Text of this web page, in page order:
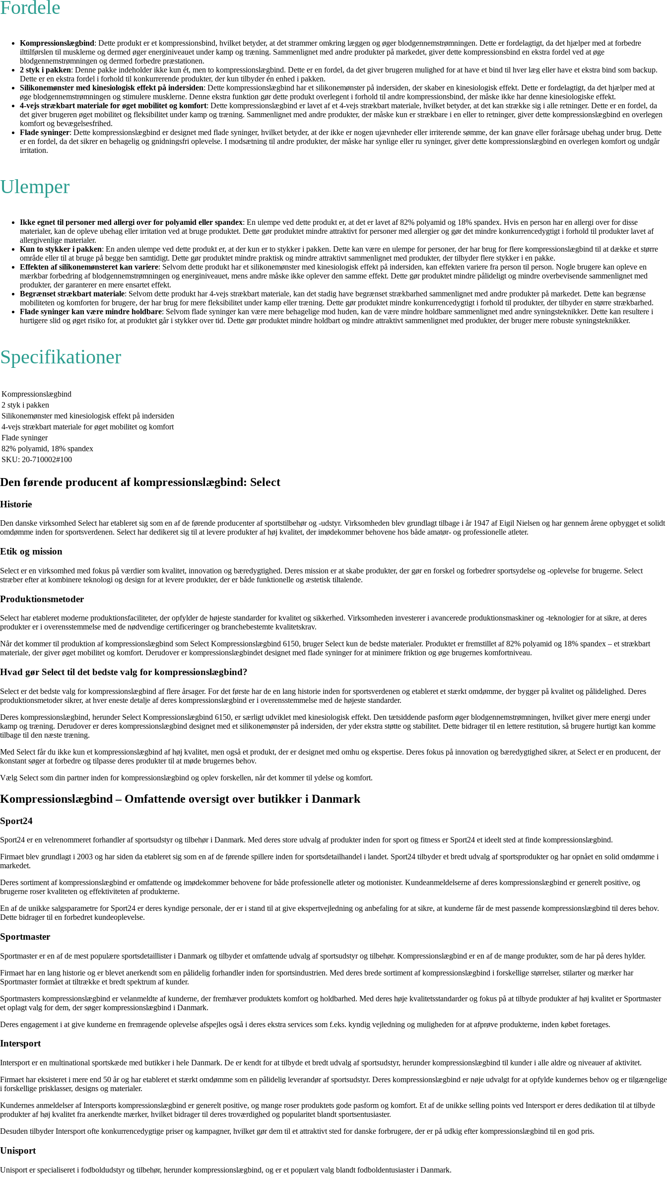
Fordele
Kompressionslægbind: Dette produkt er et kompressionsbind, hvilket betyder, at det strammer omkring læggen og øger blodgennemstrømningen. Dette er fordelagtigt, da det hjælper med at forbedre
ilttilførslen til musklerne og dermed øger energiniveauet under kamp og træning. Sammenlignet med andre produkter på markedet, giver dette kompressionsbind en ekstra fordel ved at øge
blodgennemstrømningen og dermed forbedre præstationen.
2 styk i pakken: Denne pakke indeholder ikke kun ét, men to kompressionslægbind. Dette er en fordel, da det giver brugeren mulighed for at have et bind til hver læg eller have et ekstra bind som backup.
Dette er en ekstra fordel i forhold til konkurrerende produkter, der kun tilbyder én enhed i pakken.
Silikonemønster med kinesiologisk effekt på indersiden: Dette kompressionslægbind har et silikonemønster på indersiden, der skaber en kinesiologisk effekt. Dette er fordelagtigt, da det hjælper med at
øge blodgennemstrømningen og stimulere musklerne. Denne ekstra funktion gør dette produkt overlegent i forhold til andre kompressionsbind, der måske ikke har denne kinesiologiske effekt.
4-vejs strækbart materiale for øget mobilitet og komfort: Dette kompressionslægbind er lavet af et 4-vejs strækbart materiale, hvilket betyder, at det kan strække sig i alle retninger. Dette er en fordel, da
det giver brugeren øget mobilitet og fleksibilitet under kamp og træning. Sammenlignet med andre produkter, der måske kun er strækbare i en eller to retninger, giver dette kompressionslægbind en overlegen
komfort og bevægelsesfrihed.
Flade syninger: Dette kompressionslægbind er designet med flade syninger, hvilket betyder, at der ikke er nogen ujævnheder eller irriterende sømme, der kan gnave eller forårsage ubehag under brug. Dette
er en fordel, da det sikrer en behagelig og gnidningsfri oplevelse. I modsætning til andre produkter, der måske har synlige eller ru syninger, giver dette kompressionslægbind en overlegen komfort og undgår
irritation.
Ulemper
Ikke egnet til personer med allergi over for polyamid eller spandex: En ulempe ved dette produkt er, at det er lavet af 82% polyamid og 18% spandex. Hvis en person har en allergi over for disse
materialer, kan de opleve ubehag eller irritation ved at bruge produktet. Dette gør produktet mindre attraktivt for personer med allergier og gør det mindre konkurrencedygtigt i forhold til produkter lavet af
allergivenlige materialer.
Kun to stykker i pakken: En anden ulempe ved dette produkt er, at der kun er to stykker i pakken. Dette kan være en ulempe for personer, der har brug for flere kompressionslægbind til at dække et større
område eller til at bruge på begge ben samtidigt. Dette gør produktet mindre praktisk og mindre attraktivt sammenlignet med produkter, der tilbyder flere stykker i en pakke.
Effekten af silikonemønsteret kan variere: Selvom dette produkt har et silikonemønster med kinesiologisk effekt på indersiden, kan effekten variere fra person til person. Nogle brugere kan opleve en
mærkbar forbedring af blodgennemstrømningen og energiniveauet, mens andre måske ikke oplever den samme effekt. Dette gør produktet mindre pålideligt og mindre overbevisende sammenlignet med
produkter, der garanterer en mere ensartet effekt.
Begrænset strækbart materiale: Selvom dette produkt har 4-vejs strækbart materiale, kan det stadig have begrænset strækbarhed sammenlignet med andre produkter på markedet. Dette kan begrænse
mobiliteten og komforten for brugere, der har brug for mere fleksibilitet under kamp eller træning. Dette gør produktet mindre konkurrencedygtigt i forhold til produkter, der tilbyder en større strækbarhed.
Flade syninger kan være mindre holdbare: Selvom flade syninger kan være mere behagelige mod huden, kan de være mindre holdbare sammenlignet med andre syningsteknikker. Dette kan resultere i
hurtigere slid og øget risiko for, at produktet går i stykker over tid. Dette gør produktet mindre holdbart og mindre attraktivt sammenlignet med produkter, der bruger mere robuste syningsteknikker.
Specifikationer
Kompressionslægbind
2 styk i pakken
Silikonemønster med kinesiologisk effekt på indersiden
4-vejs strækbart materiale for øget mobilitet og komfort
Flade syninger
82% polyamid, 18% spandex
SKU: 20-710002#100
Den førende producent af kompressionslægbind: Select
Historie
Den danske virksomhed Select har etableret sig som en af de førende producenter af sportstilbehør og -udstyr. Virksomheden blev grundlagt tilbage i år 1947 af Eigil Nielsen og har gennem årene opbygget et solidt
omdømme inden for sportsverdenen. Select har dedikeret sig til at levere produkter af høj kvalitet, der imødekommer behovene hos både amatør- og professionelle atleter.
Etik og mission
Select er en virksomhed med fokus på værdier som kvalitet, innovation og bæredygtighed. Deres mission er at skabe produkter, der gør en forskel og forbedrer sportsydelse og -oplevelse for brugerne. Select
stræber efter at kombinere teknologi og design for at levere produkter, der er både funktionelle og æstetisk tiltalende.
Produktionsmetoder
Select har etableret moderne produktionsfaciliteter, der opfylder de højeste standarder for kvalitet og sikkerhed. Virksomheden investerer i avancerede produktionsmaskiner og -teknologier for at sikre, at deres
produkter er i overensstemmelse med de nødvendige certificeringer og branchebestemte kvalitetskrav.
Når det kommer til produktion af kompressionslægbind som Select Kompressionslægbind 6150, bruger Select kun de bedste materialer. Produktet er fremstillet af 82% polyamid og 18% spandex – et strækbart
materiale, der giver øget mobilitet og komfort. Derudover er kompressionslægbindet designet med flade syninger for at minimere friktion og øge brugernes komfortniveau.
Hvad gør Select til det bedste valg for kompressionslægbind?
Select er det bedste valg for kompressionslægbind af flere årsager. For det første har de en lang historie inden for sportsverdenen og etableret et stærkt omdømme, der bygger på kvalitet og pålidelighed. Deres
produktionsmetoder sikrer, at hver eneste detalje af deres kompressionslægbind er i overensstemmelse med de højeste standarder.
Deres kompressionslægbind, herunder Select Kompressionslægbind 6150, er særligt udviklet med kinesiologisk effekt. Den tætsiddende pasform øger blodgennemstrømningen, hvilket giver mere energi under
kamp og træning. Derudover er deres kompressionslægbind designet med et silikonemønster på indersiden, der yder ekstra støtte og stabilitet. Dette bidrager til en lettere restitution, så brugere hurtigt kan komme
tilbage til den næste træning.
Med Select får du ikke kun et kompressionslægbind af høj kvalitet, men også et produkt, der er designet med omhu og ekspertise. Deres fokus på innovation og bæredygtighed sikrer, at Select er en producent, der
konstant søger at forbedre og tilpasse deres produkter til at møde brugernes behov.
Vælg Select som din partner inden for kompressionslægbind og oplev forskellen, når det kommer til ydelse og komfort.
Kompressionslægbind – Omfattende oversigt over butikker i Danmark
Sport24
Sport24 er en velrenommeret forhandler af sportsudstyr og tilbehør i Danmark. Med deres store udvalg af produkter inden for sport og fitness er Sport24 et ideelt sted at finde kompressionslægbind.
Firmaet blev grundlagt i 2003 og har siden da etableret sig som en af de førende spillere inden for sportsdetailhandel i landet. Sport24 tilbyder et bredt udvalg af sportsprodukter og har opnået en solid omdømme i
markedet.
Deres sortiment af kompressionslægbind er omfattende og imødekommer behovene for både professionelle atleter og motionister. Kundeanmeldelserne af deres kompressionslægbind er generelt positive, og
brugerne roser kvaliteten og effektiviteten af produkterne.
En af de unikke salgsparametre for Sport24 er deres kyndige personale, der er i stand til at give ekspertvejledning og anbefaling for at sikre, at kunderne får de mest passende kompressionslægbind til deres behov.
Dette bidrager til en forbedret kundeoplevelse.
Sportmaster
Sportmaster er en af de mest populære sportsdetaillister i Danmark og tilbyder et omfattende udvalg af sportsudstyr og tilbehør. Kompressionslægbind er en af de mange produkter, som de har på deres hylder.
Firmaet har en lang historie og er blevet anerkendt som en pålidelig forhandler inden for sportsindustrien. Med deres brede sortiment af kompressionslægbind i forskellige størrelser, stilarter og mærker har
Sportmaster formået at tiltrække et bredt spektrum af kunder.
Sportmasters kompressionslægbind er velanmeldte af kunderne, der fremhæver produktets komfort og holdbarhed. Med deres høje kvalitetsstandarder og fokus på at tilbyde produkter af høj kvalitet er Sportmaster
et oplagt valg for dem, der søger kompressionslægbind i Danmark.
Deres engagement i at give kunderne en fremragende oplevelse afspejles også i deres ekstra services som f.eks. kyndig vejledning og muligheden for at afprøve produkterne, inden købet foretages.
Intersport
Intersport er en multinational sportskæde med butikker i hele Danmark. De er kendt for at tilbyde et bredt udvalg af sportsudstyr, herunder kompressionslægbind til kunder i alle aldre og niveauer af aktivitet.
Firmaet har eksisteret i mere end 50 år og har etableret et stærkt omdømme som en pålidelig leverandør af sportsudstyr. Deres kompressionslægbind er nøje udvalgt for at opfylde kundernes behov og er tilgængelige
i forskellige prisklasser, designs og materialer.
Kundernes anmeldelser af Intersports kompressionslægbind er generelt positive, og mange roser produktets gode pasform og komfort. Et af de unikke selling points ved Intersport er deres dedikation til at tilbyde
produkter af høj kvalitet fra anerkendte mærker, hvilket bidrager til deres troværdighed og popularitet blandt sportsentusiaster.
Desuden tilbyder Intersport ofte konkurrencedygtige priser og kampagner, hvilket gør dem til et attraktivt sted for danske forbrugere, der er på udkig efter kompressionslægbind til en god pris.
Unisport
Unisport er specialiseret i fodboldudstyr og tilbehør, herunder kompressionslægbind, og er et populært valg blandt fodboldentusiaster i Danmark.